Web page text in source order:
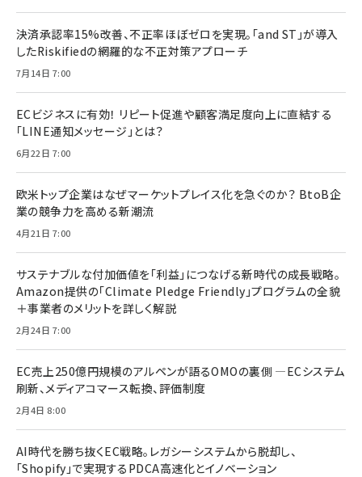
決済承認率15%改善、不正率ほぼゼロを実現。「and ST」が導入
したRiskifiedの網羅的な不正対策アプローチ
7月14日 7:00
ECビジネスに有効！ リピート促進や顧客満足度向上に直結する
「LINE通知メッセージ」とは？
6月22日 7:00
欧米トップ企業はなぜマーケットプレイス化を急ぐのか？ BtoB企
業の競争力を高める新潮流
4月21日 7:00
サステナブルな付加価値を「利益」につなげる新時代の成長戦略。
Amazon提供の「Climate Pledge Friendly」プログラムの全貌
＋事業者のメリットを詳しく解説
2月24日 7:00
EC売上250億円規模のアルペンが語るOMOの裏側 ―ECシステム
刷新、メディアコマース転換、評価制度
2月4日 8:00
AI時代を勝ち抜くEC戦略。レガシーシステムから脱却し、
「Shopify」で実現するPDCA高速化とイノベーション